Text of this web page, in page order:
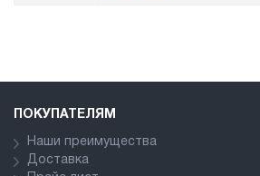
ПОКУПАТЕЛЯМ
Наши преимущества
Доставка